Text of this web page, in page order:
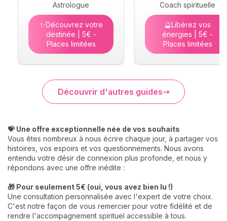
Astrologue
✨Découvrez votre
destinée | 5€ -
Places limitées
Coach spirituelle
🔮Libérez vos
énergies | 5€ -
Places limitées
Découvrir d'autres guides
💝 Une offre exceptionnelle née de vos souhaits
Vous êtes nombreux à nous écrire chaque jour, à partager vos
histoires, vos espoirs et vos questionnements. Nous avons
entendu votre désir de connexion plus profonde, et nous y
répondons avec une offre inédite :
🎁 Pour seulement 5€ (oui, vous avez bien lu !)
Une consultation personnalisée avec l'expert de votre choix.
C'est notre façon de vous remercier pour votre fidélité et de
rendre l'accompagnement spirituel accessible à tous.